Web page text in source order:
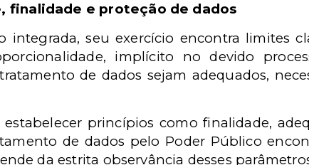
finalidade e proteção de dados
integrada, seu exercício encontra limites
implícito no devido
de dados sejam adequados,
estabelecer princípios como finalidade,
de dados pelo Poder Público
da estrita observância desses